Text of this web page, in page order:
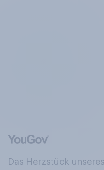
Das Herzstück